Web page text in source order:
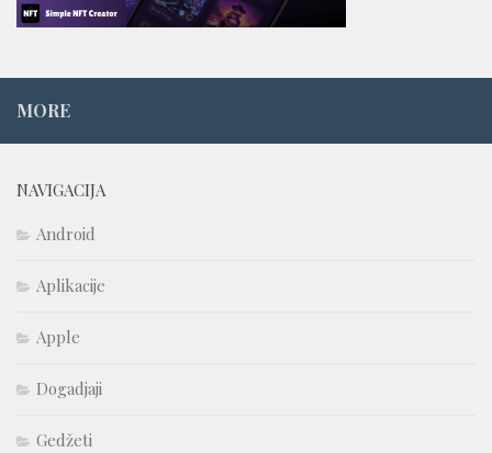
MORE
NAVIGACIJA
Android
Aplikacije
Apple
Dogadjaji
Gedžeti